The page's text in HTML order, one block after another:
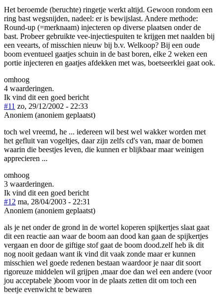
Het beroemde (beruchte) ringetje werkt altijd. Gewoon rondom een
ring bast wegsnijden, nadeel: er is bewijslast. Andere methode:
Round-up (=merknaam) injecteren op diverse plaatsen onder de
bast. Probeer gebruikte vee-injectiespuiten te krijgen met naalden bij
een veearts, of misschien nieuw bij b.v. Welkoop? Bij een oude
boom eventueel gaatjes schuin in de bast boren, elke 2 weken een
portie injecteren en gaatjes afdekken met was, boetseerklei gaat ook.
omhoog
4 waarderingen.
Ik vind dit een goed bericht
#11 zo, 29/12/2002 - 22:33
Anoniem (anoniem geplaatst)
toch wel vreemd, he ... iedereen wil best wel wakker worden met
het gefluit van vogeltjes, daar zijn zelfs cd's van, maar de bomen
waarin die beestjes leven, die kunnen er blijkbaar maar weinigen
apprecieren ...
omhoog
3 waarderingen.
Ik vind dit een goed bericht
#12 ma, 28/04/2003 - 22:31
Anoniem (anoniem geplaatst)
als je net onder de grond in de wortel koperen spijkertjes slaat gaat
dit een reactie aan waar de boom aan dood kan gaan de spijkertjes
vergaan en door de giftige stof gaat de boom dood.zelf heb ik dit
nog nooit gedaan want ik vind dit vaak zonde maar er kunnen
misschien wel goede redenen bestaan waardoor je naar dit soort
rigoreuze middelen wil grijpen ,maar doe dan wel een andere (voor
jou acceptabele )boom voor in de plaats zetten dit om toch een
beetje evenwicht te bewaren